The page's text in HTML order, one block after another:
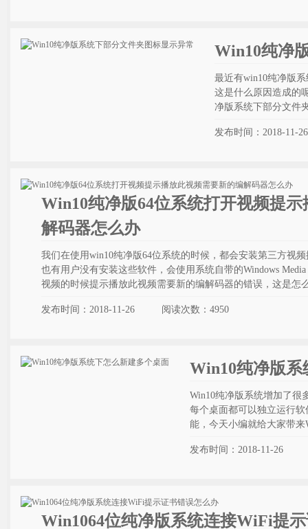
Win10纯净
最近有win10纯净版
这是什么原因造成的
净版系统下部分文件
发布时间：2018-11-26
Win10纯净版64位系统打开视频提
解码器怎么办
我们在使用win10纯净版64位系统的时候，都会安装第三方视
也有用户没有安装这些软件，会使用系统自带的Windows
视频的时候提示播放此视频需要新的编解码器的错误，这是怎
发布时间：2018-11-26 阅读次数： 4950
Win10纯净版
Win10纯净版系统增加了很
每个桌面都可以独立运行
能，今天小编就给大家带
发布时间：2018-11-26
Win1064位纯净版系统连接WiFi提